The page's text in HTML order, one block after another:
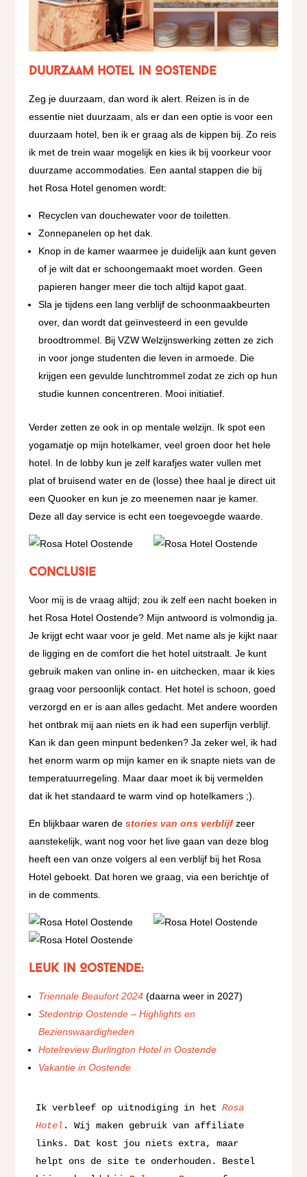
Duurzaam hotel in Oostende
Zeg je duurzaam, dan word ik alert. Reizen is in de
essentie niet duurzaam, als er dan een optie is voor een
duurzaam hotel, ben ik er graag als de kippen bij. Zo reis
ik met de trein waar mogelijk en kies ik bij voorkeur voor
duurzame accommodaties. Een aantal stappen die bij
het Rosa Hotel genomen wordt:
Recyclen van douchewater voor de toiletten.
Zonnepanelen op het dak.
Knop in de kamer waarmee je duidelijk aan kunt geven
of je wilt dat er schoongemaakt moet worden. Geen
papieren hanger meer die toch altijd kapot gaat.
Sla je tijdens een lang verblijf de schoonmaakbeurten
over, dan wordt dat geïnvesteerd in een gevulde
broodtrommel. Bij VZW Welzijnswerking zetten ze zich
in voor jonge studenten die leven in armoede. Die
krijgen een gevulde lunchtrommel zodat ze zich op hun
studie kunnen concentreren. Mooi initiatief.
Verder zetten ze ook in op mentale welzijn. Ik spot een
yogamatje op mijn hotelkamer, veel groen door het hele
hotel. In de lobby kun je zelf karafjes water vullen met
plat of bruisend water en de (losse) thee haal je direct uit
een Quooker en kun je zo meenemen naar je kamer.
Deze all day service is echt een toegevoegde waarde.
Conclusie
Voor mij is de vraag altijd; zou ik zelf een nacht boeken in
het Rosa Hotel Oostende? Mijn antwoord is volmondig ja.
Je krijgt echt waar voor je geld. Met name als je kijkt naar
de ligging en de comfort die het hotel uitstraalt. Je kunt
gebruik maken van online in- en uitchecken, maar ik kies
graag voor persoonlijk contact. Het hotel is schoon, goed
verzorgd en er is aan alles gedacht. Met andere woorden
het ontbrak mij aan niets en ik had een superfijn verblijf.
Kan ik dan geen minpunt bedenken? Ja zeker wel, ik had
het enorm warm op mijn kamer en ik snapte niets van de
temperatuurregeling. Maar daar moet ik bij vermelden
dat ik het standaard te warm vind op hotelkamers ;).
En blijkbaar waren destories van ons verblijfzeer
aanstekelijk, want nog voor het live gaan van deze blog
heeft een van onze volgers al een verblijf bij het Rosa
Hotel geboekt. Dat horen we graag, via een berichtje of
in de comments.
Leuk in Oostende:
Triennale Beaufort 2024 (daarna weer in 2027)
Stedentrip Oostende – Highlights en
Bezienswaardigheden
Hotelreview Burlington Hotel in Oostende
Vakantie in Oostende
Ik verbleef op uitnodiging in het Rosa
Hotel . Wij maken gebruik van affiliate
links. Dat kost jou niets extra, maar
helpt ons de site te onderhouden. Bestel